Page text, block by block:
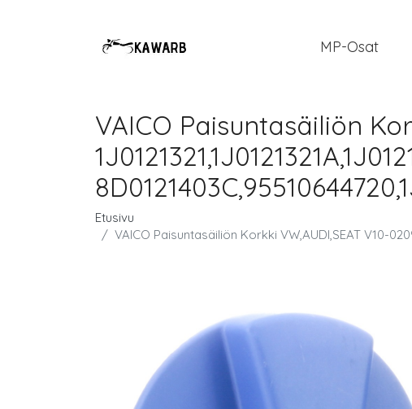
MP-Osat
VAICO Paisuntasäiliön
Etusivu
VAICO Paisuntasäiliön Korkki VW,AUDI,SEAT V10-